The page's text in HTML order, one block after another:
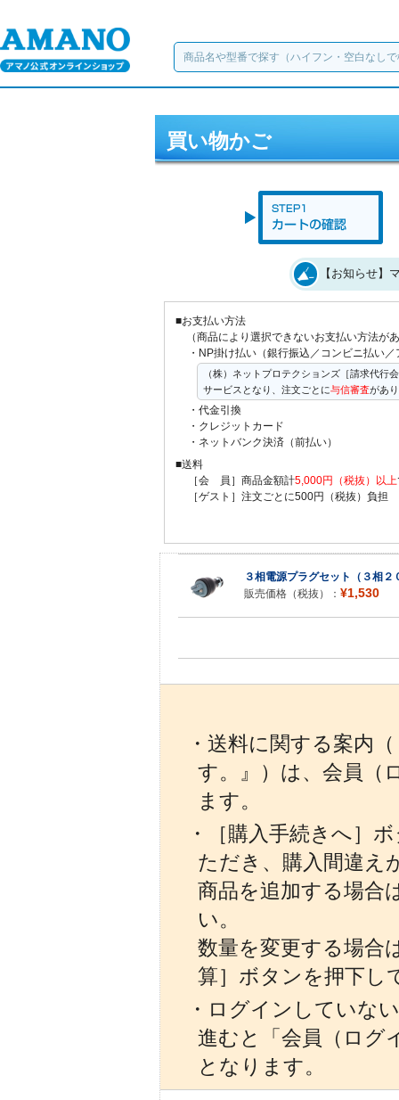
買い物かご
【お知らせ】
■お支払い方法
（商品により選択できないお支払い方法が
・NP掛け払い（銀行振込／コンビニ払い
（株）ネットプロテクションズ［請求代行
サービスとなり、注文ごとに与信審査があ
・代金引換
・クレジットカード
・ネットバンク決済（前払い）
■送料
［会 員］商品金額計5,000円（税抜）以上
［ゲスト］注文ごとに500円（税抜）負担
３相電源プラグセット（３相２
販売価格（税抜）： ¥1,530
・送料に関する案内
す。』）は、会員（
ます。
・［購入手続きへ］
ただき、購入間違え
商品を追加する場合
い。
数量を変更する場合
算］ボタンを押下し
・ログインしていな
進むと「会員（ログ
となります。